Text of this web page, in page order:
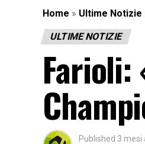
Home » Ultime Notizie
ULTIME NOTIZIE
Farioli:
Published 3 mesi